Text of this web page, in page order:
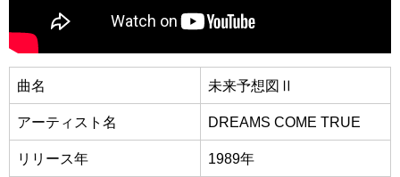
曲名 未来予想図Ⅱ
アーティスト名 DREAMS COME TRUE
リリース年 1989年